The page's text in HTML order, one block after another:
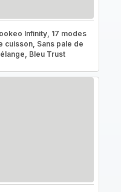
Infinity, 17 modes
cuisson, Sans pale de
Bleu Trust